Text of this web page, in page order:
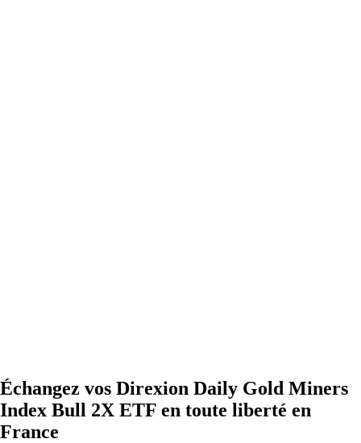
Échangez vos Direxion Daily Gold Miners
Index Bull 2X ETF en toute liberté en
France